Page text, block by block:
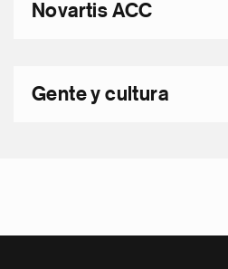
Novartis ACC
Gente y cultura